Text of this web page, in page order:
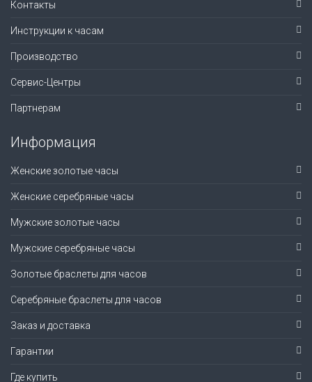
Контакты
Инструкции к часам
Производство
Сервис-Центры
Партнерам
Информация
Женские золотые часы
Женские серебряные часы
Мужские золотые часы
Мужские серебряные часы
Золотые браслеты для часов
Серебряные браслеты для часов
Заказ и доставка
Гарантии
Где купить